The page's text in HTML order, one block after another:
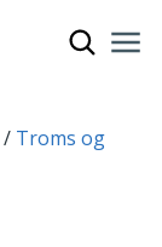
Troms og